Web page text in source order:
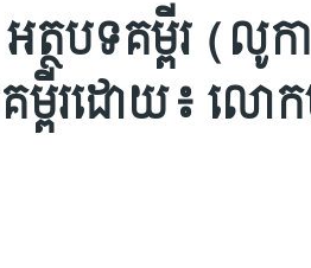
ត្ថបទគម្ពីរ (លូកា
ពីរដោយ៖ លោកបូ